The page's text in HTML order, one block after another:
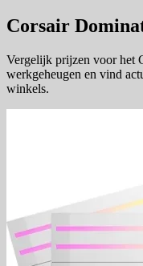
Corsair
Vergelijk prijzen voor het
werkgeheugen en vind
winkels.